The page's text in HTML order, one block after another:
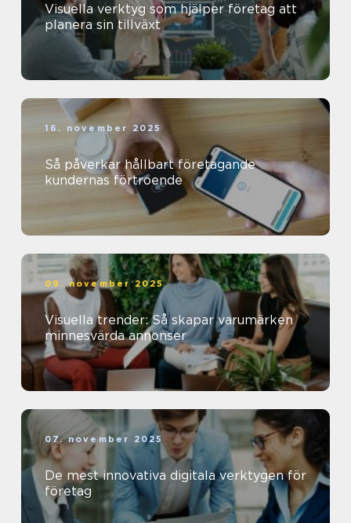
Visuella verktyg som hjälper företag att
planera sin tillväxt
16. november 2025
Så påverkar hållbart företagande
kundernas förtroende
09. november 2025
Visuella trender: Så skapar varumärken
minnesvärda annonser
07. november 2025
De mest innovativa digitala verktygen för
företag